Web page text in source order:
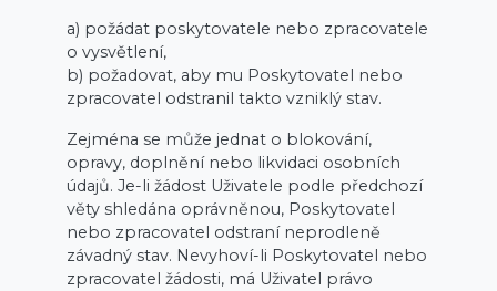
a) požádat poskytovatele nebo zpracovatele
o vysvětlení,
b) požadovat, aby mu Poskytovatel nebo
zpracovatel odstranil takto vzniklý stav.
Zejména se může jednat o blokování,
opravy, doplnění nebo likvidaci osobních
údajů. Je-li žádost Uživatele podle předchozí
věty shledána oprávněnou, Poskytovatel
nebo zpracovatel odstraní neprodleně
závadný stav. Nevyhoví-li Poskytovatel nebo
zpracovatel žádosti, má Uživatel právo